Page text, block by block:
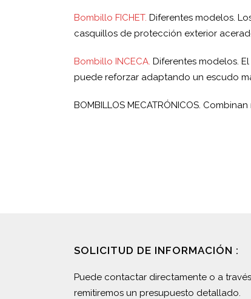
Bombillo FICHET. Diferentes modelos.
casquillos de protección exterior
Bombillo INCECA. Diferentes modelos.
puede reforzar adaptando un escudo
BOMBILLOS MECATRÓNICOS.
SOLICITUD DE INFORMACIÓN :
Puede contactar directamente o a
remitiremos un presupuesto detallado.